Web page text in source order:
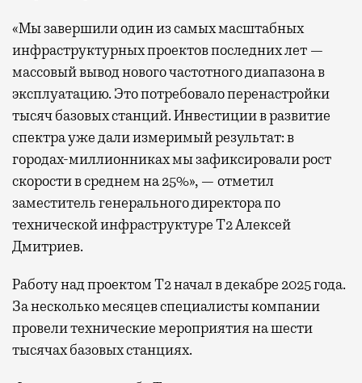
«Мы завершили один из самых масштабных
инфраструктурных проектов последних лет —
массовый вывод нового частотного диапазона в
эксплуатацию. Это потребовало перенастройки
тысяч базовых станций. Инвестиции в развитие
спектра уже дали измеримый результат: в
городах-миллионниках мы зафиксировали рост
скорости в среднем на 25%», — отметил
заместитель генерального директора по
технической инфраструктуре Т2 Алексей
Дмитриев.
Работу над проектом Т2 начал в декабре 2025 года.
За несколько месяцев специалисты компании
провели технические мероприятия на шести
тысячах базовых станциях.